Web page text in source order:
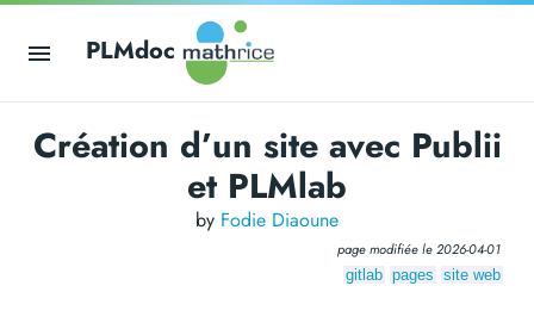
PLMdoc
Création d’un site avec Publii
et PLMlab
by Fodie Diaoune
page modifiée le2026-04-01
gitlab pages site web